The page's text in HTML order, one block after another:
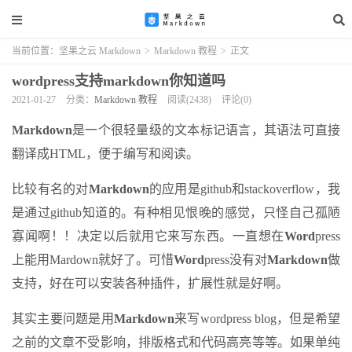
当前位置： 坚果之云 Markdown > Markdown 教程 > 正文
wordpress支持markdown你知道吗
2021-01-27 分类： Markdown 教程 阅读(2438) 评论(0)
Markdown是一个很轻量级的文本标记语言，其语法可直接
翻译成HTML，便于编写和阅读。
比较有名的对Markdown的应用是github和stackoverflow，我
是通过github知道的。有种相见恨晚的感觉，只怪自己孤陋
寡闻啊！！决定以后就用它来写东西。一直想在Wordpress
上能用Mardown就好了。可惜Wordpress没有对Markdown做
支持，好在可以安装各种插件，扩展性就是好啊。
其实主要问题是用Markdown来写wordpress blog，但是希望
之前的文章不受影响，排版格式和代码高亮等等。如果单纯